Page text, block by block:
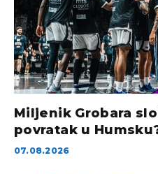
Miljenik Grobara
povratak u
07.08.2026